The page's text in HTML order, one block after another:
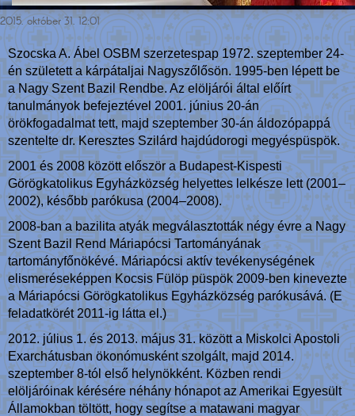
2015. október 31. 12:01
Szocska A. Ábel OSBM szerzetespap 1972. szeptember 24-
én született a kárpátaljai Nagyszőlősön. 1995-ben lépett be
a Nagy Szent Bazil Rendbe. Az elöljárói által előírt
tanulmányok befejeztével 2001. június 20-án
örökfogadalmat tett, majd szeptember 30-án áldozópappá
szentelte dr. Keresztes Szilárd hajdúdorogi megyéspüspök.
2001 és 2008 között először a Budapest-Kispesti
Görögkatolikus Egyházközség helyettes lelkésze lett (2001–
2002), később parókusa (2004–2008).
2008-ban a bazilita atyák megválasztották négy évre a Nagy
Szent Bazil Rend Máriapócsi Tartományának
tartományfőnökévé. Máriapócsi aktív tevékenységének
elismeréseképpen Kocsis Fülöp püspök 2009-ben kinevezte
a Máriapócsi Görögkatolikus Egyházközség parókusává. (E
feladatkörét 2011-ig látta el.)
2012. július 1. és 2013. május 31. között a Miskolci Apostoli
Exarchátusban ökonómusként szolgált, majd 2014.
szeptember 8-tól első helynökként. Közben rendi
elöljáróinak kérésére néhány hónapot az Amerikai Egyesült
Államokban töltött, hogy segítse a matawani magyar